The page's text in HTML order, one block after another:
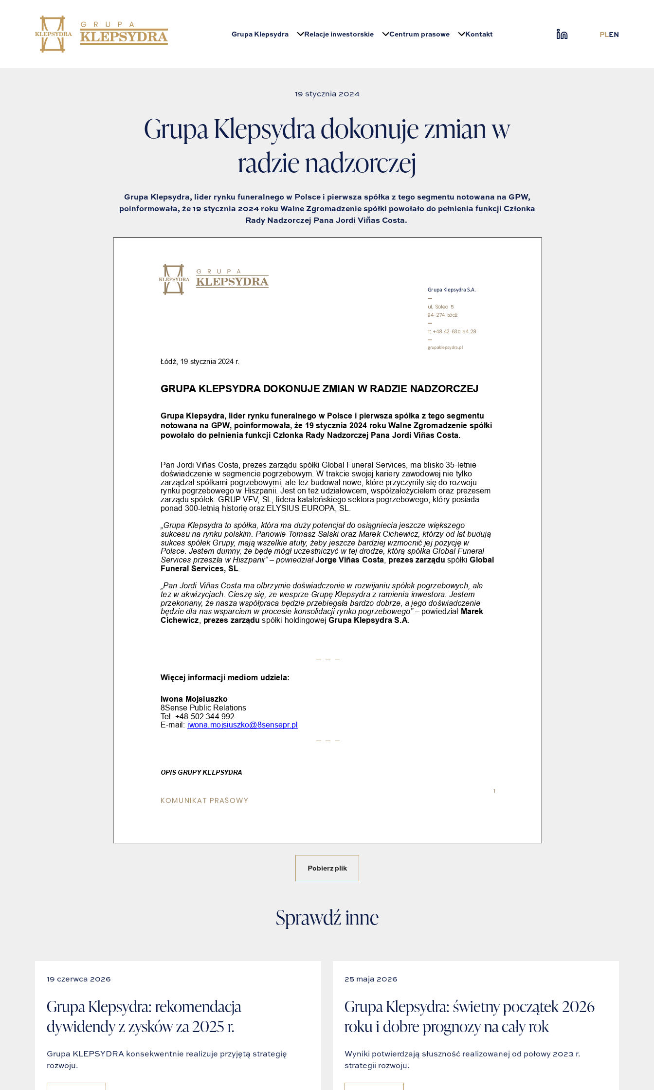
Grupa Klepsydra Relacje inwestorskie Centrum prasowe Kontakt PLEN
19 stycznia 2024
Grupa Klepsydra dokonuje zmian w
radzie nadzorczej
Grupa Klepsydra, lider rynku funeralnego w Polsce i pierwsza spółka z tego segmentu notowana na GPW,
poinformowała, że 19 stycznia 2024 roku Walne Zgromadzenie spółki powołało do pełnienia funkcji Członka
Rady Nadzorczej Pana Jordi Viñas Costa.
Pobierz plik
Sprawdź inne
19 czerwca 2026
Grupa Klepsydra: rekomendacja
dywidendy z zysków za 2025 r.
Grupa KLEPSYDRA konsekwentnie realizuje przyjętą strategię
rozwoju.
25 maja 2026
Grupa Klepsydra: świetny początek 2026
roku i dobre prognozy na cały rok
Wyniki potwierdzają słuszność realizowanej od połowy 2023 r.
strategii rozwoju.